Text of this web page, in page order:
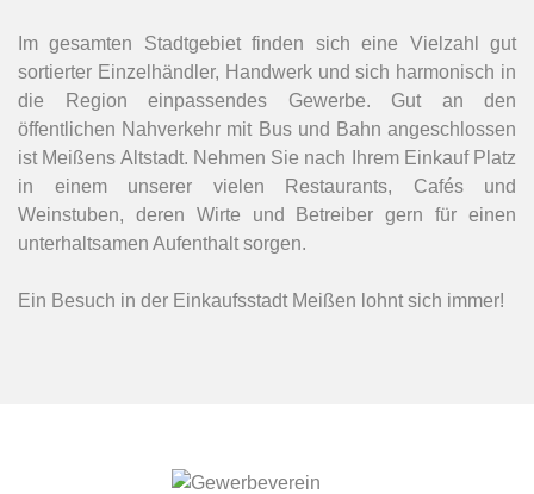
Im gesamten Stadtgebiet finden sich eine Vielzahl gut
sortierter Einzelhändler, Handwerk und sich harmonisch in
die Region einpassendes Gewerbe. Gut an den
öffentlichen Nahverkehr mit Bus und Bahn angeschlossen
ist Meißens Altstadt. Nehmen Sie nach Ihrem Einkauf Platz
in einem unserer vielen Restaurants, Cafés und
Weinstuben, deren Wirte und Betreiber gern für einen
unterhaltsamen Aufenthalt sorgen.
Ein Besuch in der Einkaufsstadt Meißen lohnt sich immer!